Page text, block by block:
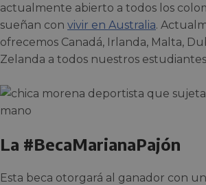
actualmente abierto a todos los
sueñan con vivir en Australia.
ofrecemos Canadá, Irlanda, Malta,
Zelanda a todos nuestros
La #BecaMarianaPajón
Esta beca otorgará al ganador con